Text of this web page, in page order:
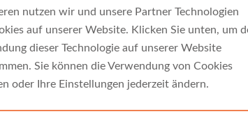
nutzen wir und unsere Partner Technologien
auf unserer Website. Klicken Sie unten, um
dieser Technologie auf unserer Website
Sie können die Verwendung von Cookies
oder Ihre Einstellungen jederzeit ändern.